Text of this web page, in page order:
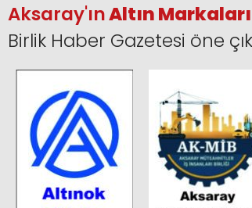
Aksaray'ınAltın Markaları
Birlik Haber Gazetesi öne